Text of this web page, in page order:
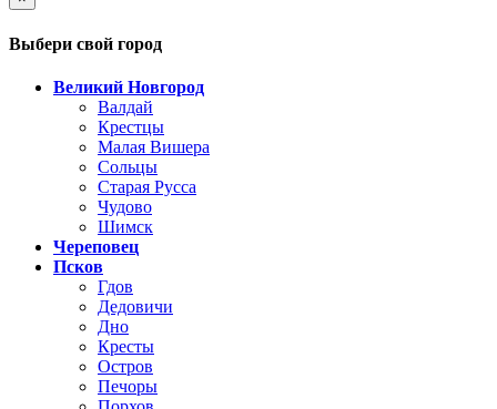
Выбери свой город
Великий Новгород
Валдай
Крестцы
Малая Вишера
Сольцы
Старая Русса
Чудово
Шимск
Череповец
Псков
Гдов
Дедовичи
Дно
Кресты
Остров
Печоры